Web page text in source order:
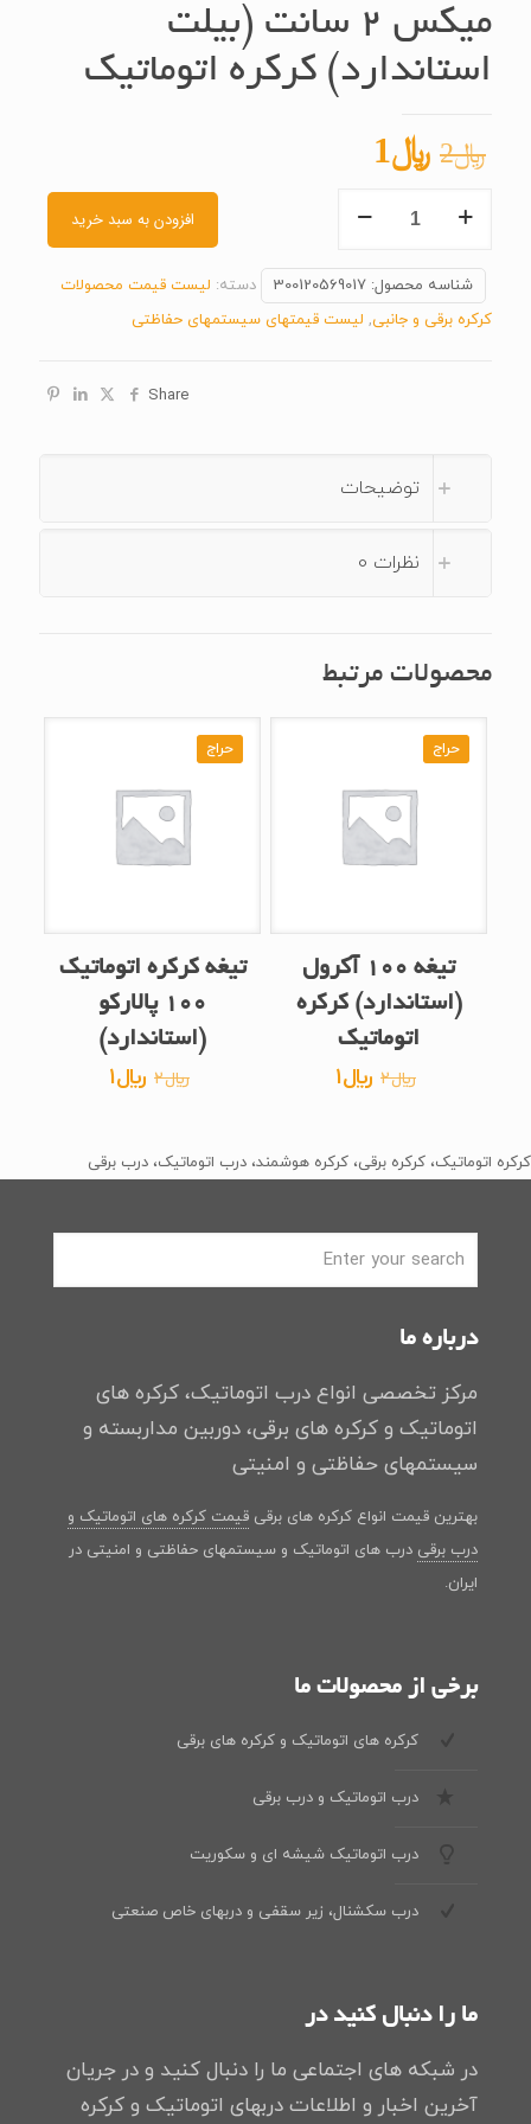
میکس ۲ سانت (بیلت
استاندارد) کرکره اتوماتیک
﷼2 قیمت
اصلی
﷼1
سانت (بیلت
استاندارد)
افزودن به سبد خرید
شناسه محصول: 300120569017 دسته: لیست قیمت محصولات
کرکره برقی و جانبی, لیست قیمتهای سیستمهای حفاظتی
Share
توضیحات
نظرات 0
محصولات مرتبط
حراج
تیغه ۱۰۰ آکرول
(استاندارد) کرکره
اتوماتیک
﷼2 قیمت
بود.
﷼1
است.
حراج
تیغه کرکره اتوماتیک
۱۰۰ پالارکو
(استاندارد)
﷼2 قیمت
بود.
﷼1قیمت
است.کرکره اتوماتیک، کرکره برقی، کرکره هوشمند، درب اتوماتیک، درب برقی
درباره ما
مرکز تخصصی انواع درب اتوماتیک، کرکره های
اتوماتیک و کرکره های برقی، دوربین مداربسته و
سیستمهای حفاظتی و امنیتی
بهترین قیمت انواع کرکره های برقی قیمت کرکره های اتوماتیک و
درب برقی درب های اتوماتیک و سیستمهای حفاظتی و امنیتی در
ایران.
برخی از محصولات ما
کرکره های اتوماتیک و کرکره های برقی
درب اتوماتیک و درب برقی
درب اتوماتیک شیشه ای و سکوریت
درب سکشنال، زیر سقفی و دربهای خاص صنعتی
ما را دنبال کنید در
در شبکه های اجتماعی ما را دنبال کنید و در جریان
آخرین اخبار و اطلاعات دربهای اتوماتیک و کرکره